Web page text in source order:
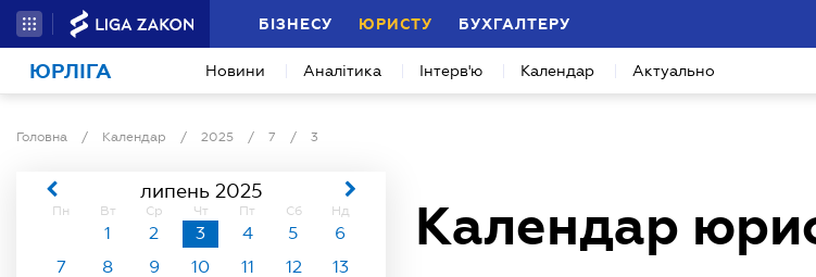
БІЗНЕСУ ЮРИСТУ БУХГАЛТЕРУ
ЮРЛІГА Новини Аналітика Інтерв'ю Календар Актуально
Головна / Календар / 2025 / 7 / 3
Календар
липень 2025
Пн Вт Ср Чт Пт Сб Нд
1 2 3 4 5
6
7
8 9 10 11 12
13